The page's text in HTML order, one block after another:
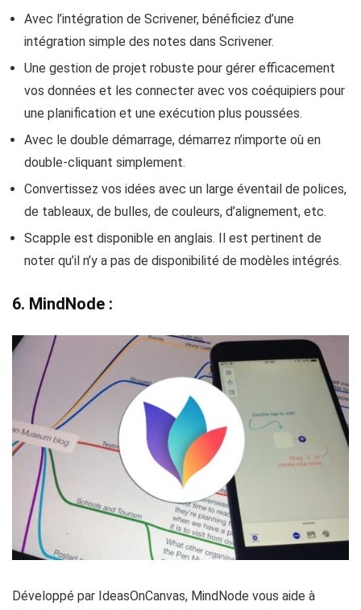
Avec l’intégration de Scrivener, bénéficiez d’une
intégration simple des notes dans Scrivener.
Une gestion de projet robuste pour gérer efficacement
vos données et les connecter avec vos coéquipiers pour
une planification et une exécution plus poussées.
Avec le double démarrage, démarrez n’importe où en
double-cliquant simplement.
Convertissez vos idées avec un large éventail de polices,
de tableaux, de bulles, de couleurs, d’alignement, etc.
Scapple est disponible en anglais. Il est pertinent de
noter qu’il n’y a pas de disponibilité de modèles intégrés.
6. MindNode :
Développé par IdeasOnCanvas, MindNode vous aide à